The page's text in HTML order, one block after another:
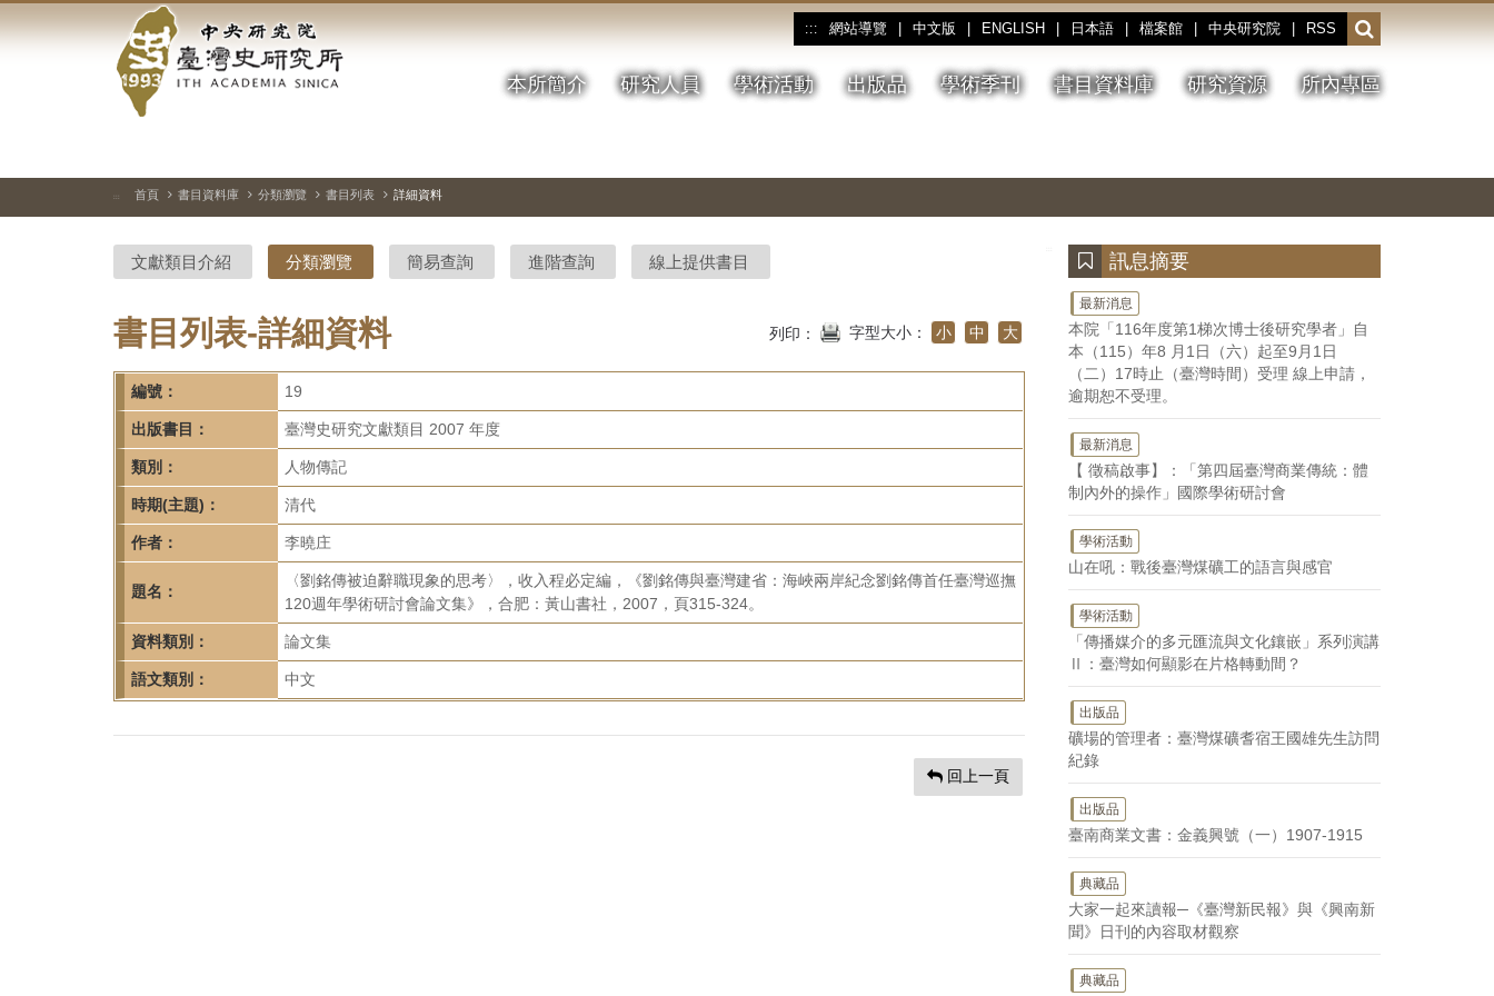
到
中
央
研
院-
臺
灣
史
研
究
所-
首
頁
::: 網站導覽 中文版 ENGLISH 日本語 檔案館 中央研究院 RSS
開
啟
或
收
本所簡介 研究人員 學術活動 出版品 學術季刊 書目資料庫 研究資源 所內專區
停、
圖
圖
結
::: 首頁 書目資料庫 分類瀏覽 書目列表 詳細資料
文獻類目介紹 分類瀏覽 簡易查詢 進階查詢 線上提供書目
書目列表-詳細資料 列印： 字型大小： 小 中 大
編號： 19
出版書目： 臺灣史研究文獻類目 2007 年度
類別： 人物傳記
時期(主題)： 清代
作者： 李曉庄
題名：
〈劉銘傳被迫辭職現象的思考〉，收入程必定編，《劉銘傳與臺灣建省：海峽兩岸紀念劉銘傳首任臺灣巡撫
120週年學術研討會論文集》，合肥：黃山書社，2007，頁315-324。
資料類別： 論文集
語文類別： 中文
回上一頁
訊息摘要
最新消息
本院「116年度第1梯次博士後研究學者」自
本（115）年8 月1日（六）起至9月1日
（二）17時止（臺灣時間）受理 線上申請，
逾期恕不受理。
最新消息
【 徵稿啟事】：「第四屆臺灣商業傳統：體
制內外的操作」國際學術研討會
學術活動
山在吼：戰後臺灣煤礦工的語言與感官
學術活動
「傳播媒介的多元匯流與文化鑲嵌」系列演講
Ⅱ：臺灣如何顯影在片格轉動間？
出版品
礦場的管理者：臺灣煤礦耆宿王國雄先生訪問
紀錄
出版品
臺南商業文書：金義興號（一）1907-1915
典藏品
大家一起來讀報─《臺灣新民報》與《興南新
聞》日刊的內容取材觀察
典藏品